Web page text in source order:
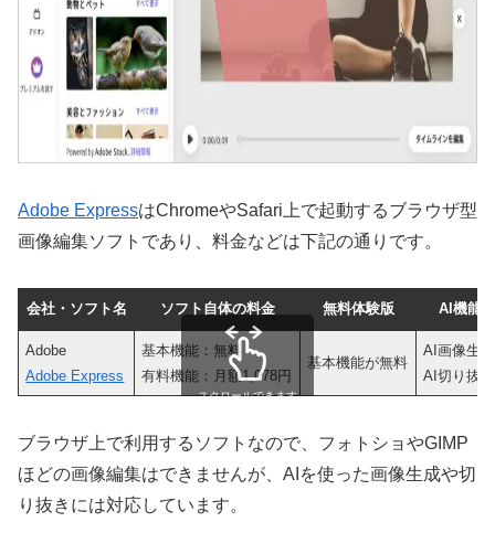
Adobe ExpressはChromeやSafari上で起動するブラウザ型
画像編集ソフトであり、料金などは下記の通りです。
会社・ソフト名 ソフト自体の料金 無料体験版 AI機能
Adobe
Adobe Express
基本機能：無料
有料機能：月額1,078円
基本機能が無料
AI画像生成
AI切り抜き
スクロールできます
ブラウザ上で利用するソフトなので、フォトショやGIMP
ほどの画像編集はできませんが、AIを使った画像生成や切
り抜きには対応しています。